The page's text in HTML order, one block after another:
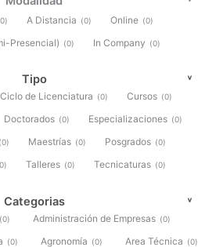
0) A Distancia (0) Online (0)
Presencial) (0) In Company (0)
Tipo
Ciclo de Licenciatura (0) Cursos (0)
Doctorados (0) Especializaciones (0)
(0) Maestrías (0) Posgrados (0)
0) Talleres (0) Tecnicaturas (0)
Categorias
(0) Administración de Empresas (0)
(0) Agronomía (0) Area Técnica (0)